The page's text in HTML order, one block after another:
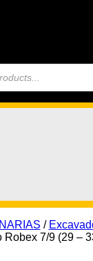
/
Robex 7/9 (29 –